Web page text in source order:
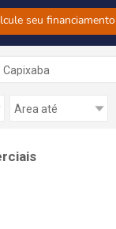
seu financiamento